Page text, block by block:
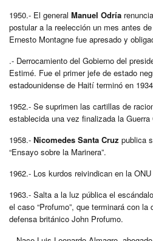
1950.- El general Manuel Odría
postular a la reelección un mes antes
Ernesto Montagne fue apresado y
.- Derrocamiento del Gobierno del
Estimé. Fue el primer jefe de estado
estadounidense de Haití terminó en
1952.- Se suprimen las cartillas de
establecida una vez finalizada la Guerra
1958.- Nicomedes Santa Cruz publica
“Ensayo sobre la Marinera”.
1962.- Los kurdos reivindican en la
1963.- Salta a la luz pública el
el caso “Profumo”, que terminará con
defensa británico John Profumo.